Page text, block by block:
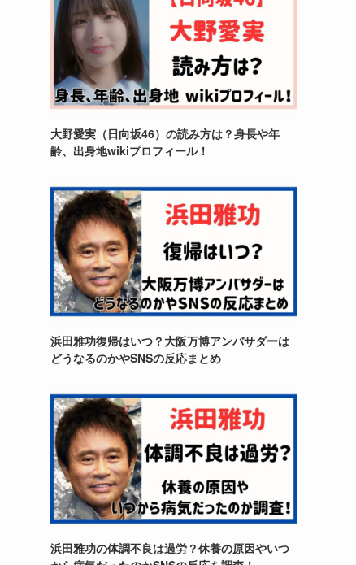
大野愛実（日向坂46）の読み方は？身長や年
齢、出身地wikiプロフィール！
浜田雅功復帰はいつ？大阪万博アンバサダーは
どうなるのかやSNSの反応まとめ
浜田雅功の体調不良は過労？休養の原因やいつ